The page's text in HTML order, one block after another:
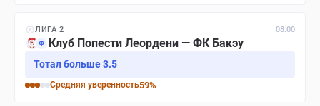
ЛИГА 2 08:00
Ф Клуб Попести Леордени — ФК Бакэу
Тотал больше 3.5
Средняя уверенность59%